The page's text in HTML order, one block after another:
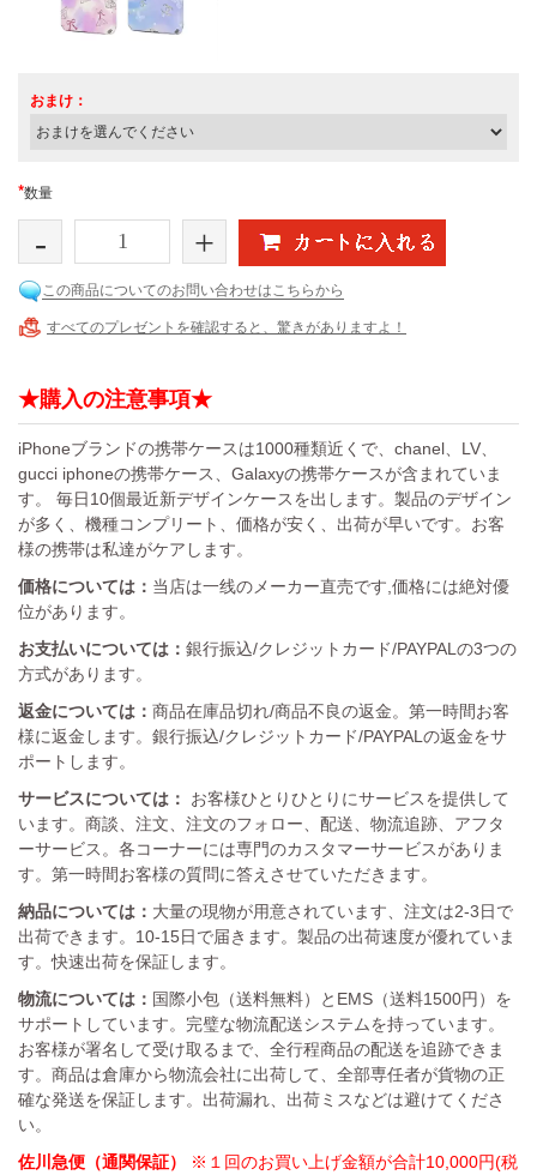
おまけ：
*数量
- +
この商品についてのお問い合わせはこちらから
すべてのプレゼントを確認すると、驚きがありますよ！
★購入の注意事項★
iPhoneブランドの携帯ケースは1000種類近くで、chanel、LV、
gucci iphoneの携帯ケース、Galaxyの携帯ケースが含まれていま
す。 毎日10個最近新デザインケースを出します。製品のデザイン
が多く、機種コンプリート、価格が安く、出荷が早いです。お客
様の携帯は私達がケアします。
価格については： 当店は一线のメーカー直売です,価格には絶対優
位があります。
お支払いについては： 銀行振込/クレジットカード/PAYPALの3つの
方式があります。
返金については： 商品在庫品切れ/商品不良の返金。第一時間お客
様に返金します。銀行振込/クレジットカード/PAYPALの返金をサ
ポートします。
サービスについては：
お客様ひとりひとりにサービスを提供して
います。商談、注文、注文のフォロー、配送、物流追跡、アフタ
ーサービス。各コーナーには専門のカスタマーサービスがありま
す。第一時間お客様の質問に答えさせていただきます。
納品については： 大量の現物が用意されています、注文は2-3日で
出荷できます。10-15日で届きます。製品の出荷速度が優れていま
す。快速出荷を保証します。
物流については： 国際小包（送料無料）とEMS（送料1500円）を
サポートしています。完璧な物流配送システムを持っています。
お客様が署名して受け取るまで、全行程商品の配送を追跡できま
す。商品は倉庫から物流会社に出荷して、全部専任者が貨物の正
確な発送を保証します。出荷漏れ、出荷ミスなどは避けてくださ
い。
佐川急便（通関保証）
※１回のお買い上げ金額が合計10,000円(税